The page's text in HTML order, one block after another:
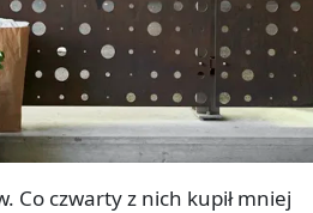
Co czwarty z nich kupił mniej